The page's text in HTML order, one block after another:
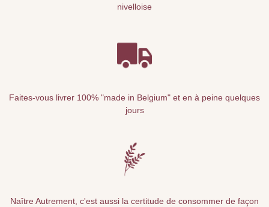
nivelloise
Faites-vous livrer 100% "made in Belgium" et en à peine quelques
jours
Naître Autrement, c'est aussi la certitude de consommer de façon